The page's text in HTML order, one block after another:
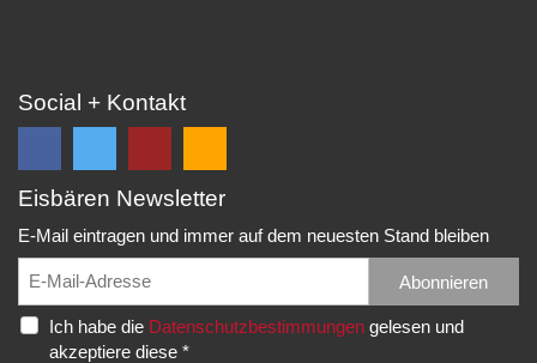
Social + Kontakt
Folge
auf
Facebook
und
erhalte
die
Folge
auf
Twitter
und
erhalte
die
EC
Eppelheim
Rudolf-
Diesel-
Str.
Falls
unsere
Spielberichte,
etc.
Eisbären Newsletter
E-Mail eintragen und immer auf dem neuesten Stand bleiben
Abonnieren
Ich habe die Datenschutzbestimmungengelesen und
akzeptiere diese *